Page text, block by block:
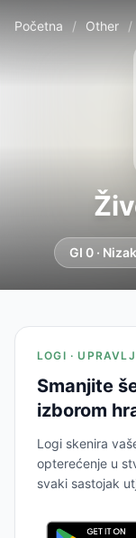
Početna / Other /
GI 0 · Nizak
LOGI ·
Smanjite
izborom
Logi skenira
opterećenje u
svaki sastojak